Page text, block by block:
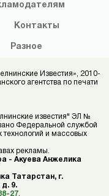
Контакты
Разное
Известия», 2010-
агентства по печати
известия" ЭЛ №
Федеральной службой
и массовых
рекламы.
- Акуева Анжелика
Татарстан, г.
9.
27